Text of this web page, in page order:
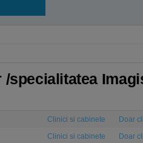
specialitatea
Clinici si cabinete Doar
Clinici si cabinete Doar